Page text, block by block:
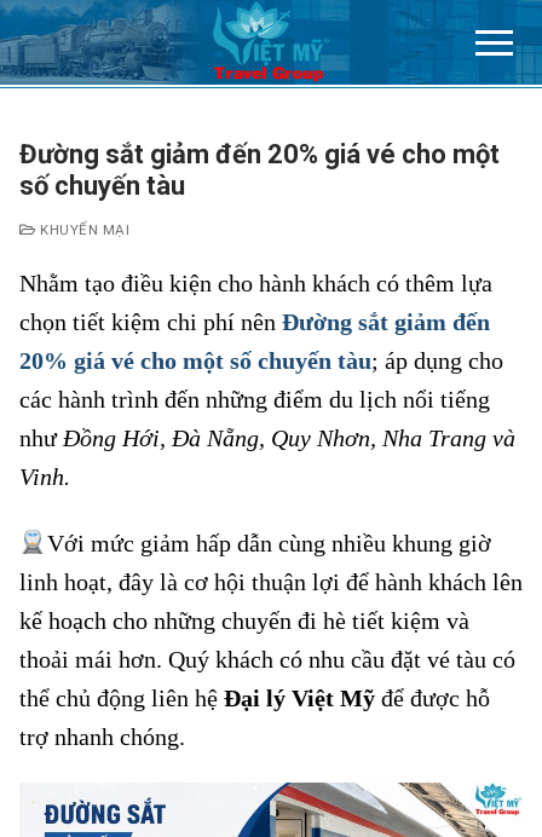
Chuyển
đến
nội
Đường sắt giảm đến 20% giá vé cho một
số chuyến tàu
KHUYẾN MẠI
Nhằm tạo điều kiện cho hành khách có thêm lựa
chọn tiết kiệm chi phí nên Đường sắt giảm đến
20% giá vé cho một số chuyến tàu; áp dụng cho
các hành trình đến những điểm du lịch nổi tiếng
nhưĐồng Hới, Đà Nẵng, Quy Nhơn, Nha Trang và
Vinh.
Với mức giảm hấp dẫn cùng nhiều khung giờ
linh hoạt, đây là cơ hội thuận lợi để hành khách lên
kế hoạch cho những chuyến đi hè tiết kiệm và
thoải mái hơn. Quý khách có nhu cầu đặt vé tàu có
thể chủ động liên hệ Đại lý Việt Mỹ để được hỗ
trợ nhanh chóng.